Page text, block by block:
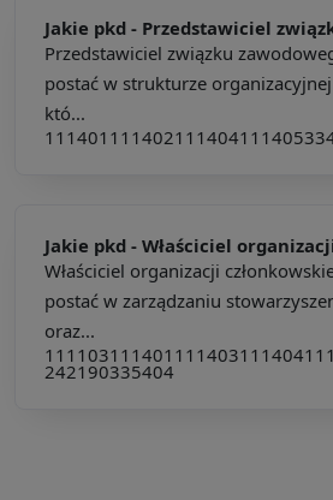
Jakie pkd - Przedstawiciel
Przedstawiciel związku
postać w strukturze organizacyjnej
któ...
111401 111402111404111405
Jakie pkd - Właściciel
Właściciel organizacji
postać w zarządzaniu
oraz...
111103111401 111403111404
242190335404